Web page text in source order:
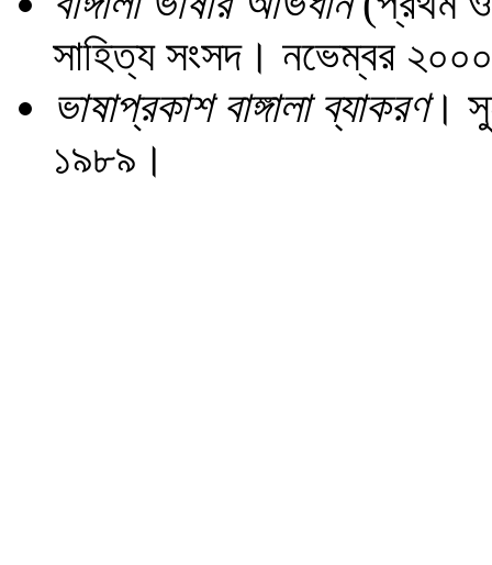
সাহিত্য সংসদ। নভেম্বর
ভাষাপ্রকাশ বাঙ্গালা ব্যাকরণ।
১৯৮৯।